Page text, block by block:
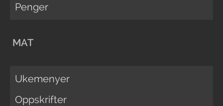
Penger
MAT
Ukemenyer
Oppskrifter